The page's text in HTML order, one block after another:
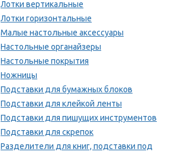
Лотки вертикальные
Лотки горизонтальные
Малые настольные аксессуары
Настольные органайзеры
Настольные покрытия
Ножницы
Подставки для бумажных блоков
Подставки для клейкой ленты
Подставки для пишущих инструментов
Подставки для скрепок
Разделители для книг, подставки под